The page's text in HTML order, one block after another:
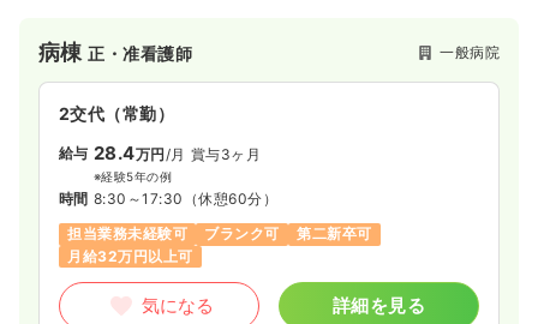
病棟正・准看護師 一般病院
2交代（常勤）
給与 28.4万円/月 賞与3ヶ月
※経験5年の例
時間 8:30～17:30 （休憩60分）
担当業務未経験可
ブランク可
第二新卒可
月給32万円以上可
気になる 詳細を見る